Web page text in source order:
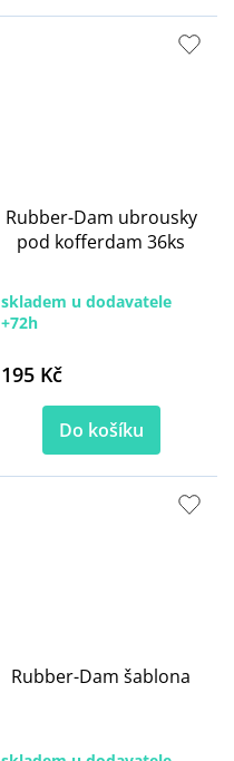
Rubber-Dam ubrousky
pod kofferdam 36ks
skladem u dodavatele
+72h
195 Kč
Do košíku
Rubber-Dam šablona